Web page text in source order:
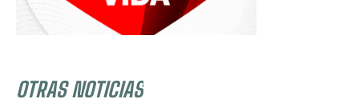
OTRAS NOTICIAS